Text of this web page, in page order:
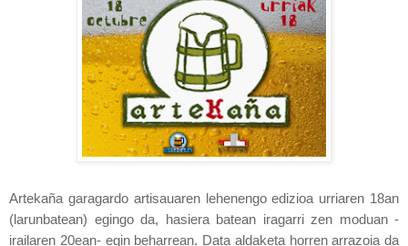
Artekaña garagardo artisauaren lehenengo edizioa urriaren 18an
(larunbatean) egingo da, hasiera batean iragarri zen moduan -
irailaren 20ean- egin beharrean. Data aldaketa horren arrazoia da